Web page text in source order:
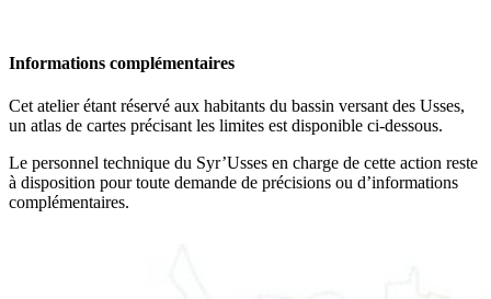
Informations complémentaires
Cet atelier étant réservé aux habitants du bassin versant des Usses,
un atlas de cartes précisant les limites est disponible ci-dessous.
Le personnel technique du Syr’Usses en charge de cette action reste
à disposition pour toute demande de précisions ou d’informations
complémentaires.